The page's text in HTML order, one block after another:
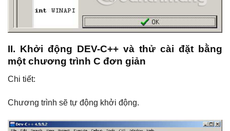
II. Khởi động DEV-C++ và thử cài đặt bằng
một chương trình C đơn giản
Chi tiết:
Chương trình sẽ tự động khởi động.